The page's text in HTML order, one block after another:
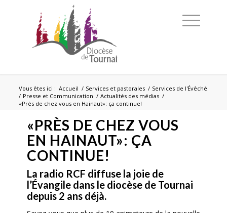
Vous êtes ici : Accueil / Services et pastorales / Services de l'Évêché
/ Presse et Communication / Actualités des médias /
«Près de chez vous en Hainaut»: ça continue!
«PRÈS DE CHEZ VOUS
EN HAINAUT»: ÇA
CONTINUE!
La radio RCF diffuse la joie de
l’Évangile dans le diocèse de Tournai
depuis 2 ans déjà.